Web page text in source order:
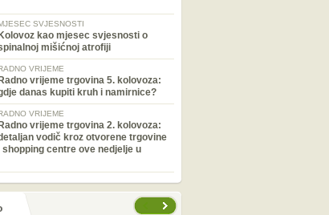
SVJESNOSTI
Kolovoz kao mjesec svjesnosti o
mišićnoj atrofiji
VRIJEME
Radno vrijeme trgovina 5. kolovoza:
danas kupiti kruh i namirnice?
VRIJEME
Radno vrijeme trgovina 2. kolovoza:
vodič kroz otvorene trgovine
shopping centre ove nedjelje u